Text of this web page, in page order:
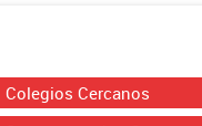
Colegios Cercanos